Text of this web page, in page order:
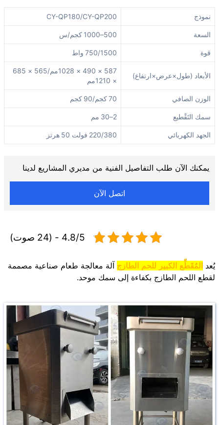
نموذج CY-QP180/CY-QP200
السعة 500–1000 كجم/س
قوة 750/1500 واط
الأبعاد (طول×عرض×ارتفاع)
587 × 490 × 1028مم/565 × 685
× 1210مم
الوزن الصافي 70 كجم/90 كجم
سمك التَقْطيع 2–30 مم
الجهد الكهربائي 220/380 فولت 50 هرتز
يمكنك الآن طلب التفاصيل الفنية من مديري المشاريع لدينا
اتصل الآن
4.8/5 - (24 صوت)
يُعد المُقَطِّع الكبير للحم الطازج آلة معالجة طعام صناعية مصممة
لقطع اللحم الطازج بكفاءة إلى سمك موحد.